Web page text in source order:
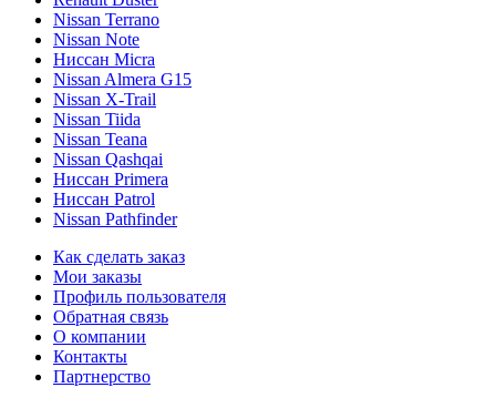
Nissan Terrano
Nissan Note
Ниссан Micra
Nissan Almera G15
Nissan X-Trail
Nissan Tiida
Nissan Teana
Nissan Qashqai
Ниссан Primera
Ниссан Patrol
Nissan Pathfinder
Как сделать заказ
Мои заказы
Профиль пользователя
Обратная связь
О компании
Контакты
Партнерство